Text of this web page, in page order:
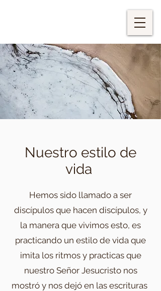
Nuestro estilo de
vida
Hemos sido llamado a ser
discípulos que hacen discípulos, y
la manera que vivimos esto, es
practicando un estilo de vida que
imita los ritmos y practicas que
nuestro Señor Jesucristo nos
mostró y nos dejó en las escrituras